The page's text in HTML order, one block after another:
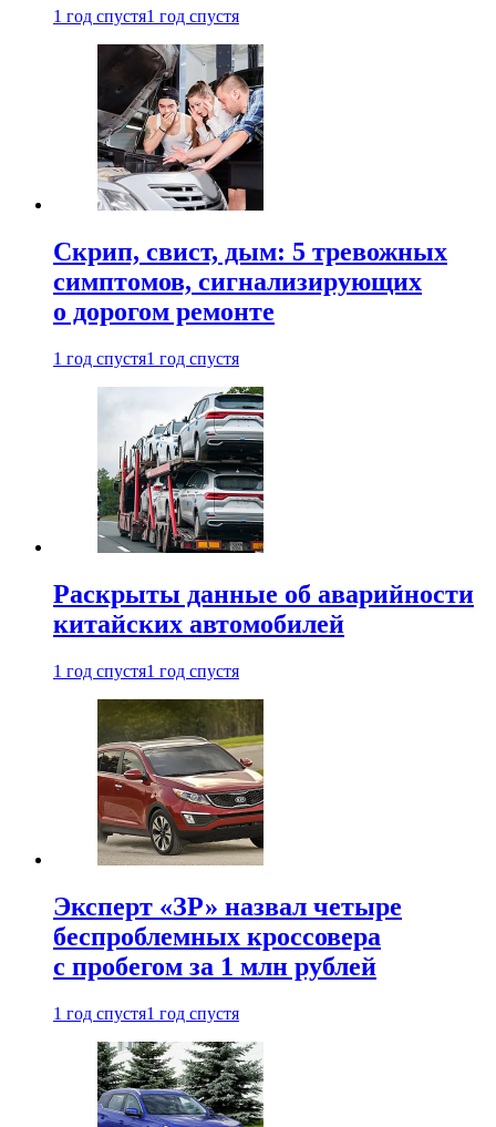
1 год спустя1 год спустя
Скрип, свист, дым: 5 тревожных
симптомов, сигнализирующих
о дорогом ремонте
1 год спустя1 год спустя
Раскрыты данные об аварийности
китайских автомобилей
1 год спустя1 год спустя
Эксперт «ЗР» назвал четыре
беспроблемных кроссовера
с пробегом за 1 млн рублей
1 год спустя1 год спустя